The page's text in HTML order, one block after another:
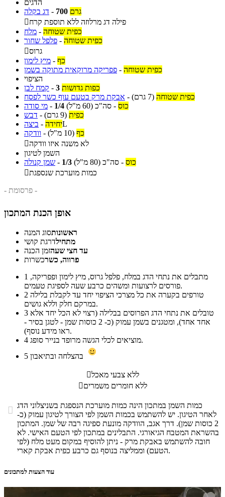
הדגים
דג בקלה - 700 גרם
פילה דג מרלוזה ללא תוספת קרח
מלח - כפית שטוחה
פלפל שחור - כפית שטוחה
גרוס
מיץ לימון - כף
פפריקה מרוקאית מתוקה בשמן - כפית שטוחה
הציפוי
קמח לבן - 3 כפות גדושות
אבקת מרק בטעם עוף כשר לפסח - כפית שטוחה (7 גרם)
מי סודה - 1/4 כוס - סה"כ (60 מ"ל)
דבש - כפית (9 גרם)
ביצה - יחידהL
וודקה - כף (10 מ"ל)
לא משנה איזו וודקה
השמן לטיגון
שמן קנולה - 1/3 כוס - סה"כ (80 מ"ל)
כמות מוערכת שנספגת
- פרסומת -
אופן הכנת המתכון
ראשונותסוג המנה
מתחילדרגת קושי
עד חצי שעהזמן הכנה
פרווה, כשרכשרות
1
פורסים לרצועות ומשהים כרבע שעה לספיגת טעמים.
2
במרקם חלק וללא גושים.
3
אחד אחד), ומטגנים בשמן עמוק (כ- 2 כוסות שמן - לטגן בסיר -
ראו מידע נוסף).
4
מוציאים לכלי הגשה מרופד בנייר סופג.
5
ללא צבעי מאכל
ללא חומרים משמרים
 כמות השמן במתכון הינה כמות מוערכת הנספגת בשניצלוני הדג
לאחר הטיגון. יש להשתמש בכמות השמן לפי הצורך לטיגון עמוק (כ-
2 כוסות שמן). דרך אגב, הוודקה מונעת ספיגה רבה של שמן. המתכון
בהשראת המטבח הגיאורגי. התבלינים במתכון לפי הטעם האישי. לא
חובה להשתמש באבקת מרק - ניתן להוסיף במקום מעט מלח (לפי
הטעם) וממליצה בנוסף גם כרבע כפית אבקת קארי.
עוד הצעות למתכונים